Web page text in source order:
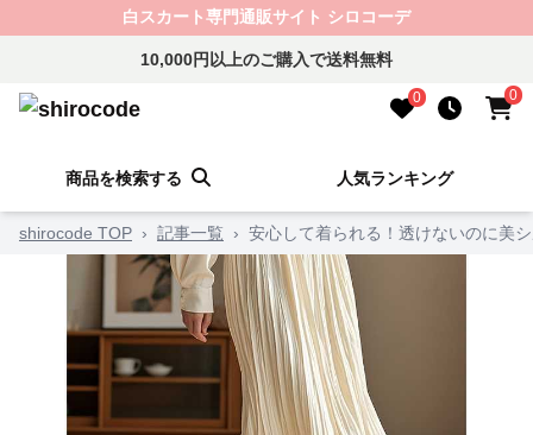
白スカート専門通販サイト シロコーデ
10,000円以上のご購入で送料無料
0 0
商品を検索する 人気ランキング
shirocode TOP › 記事一覧 › 安心して着られる！透けないのに美